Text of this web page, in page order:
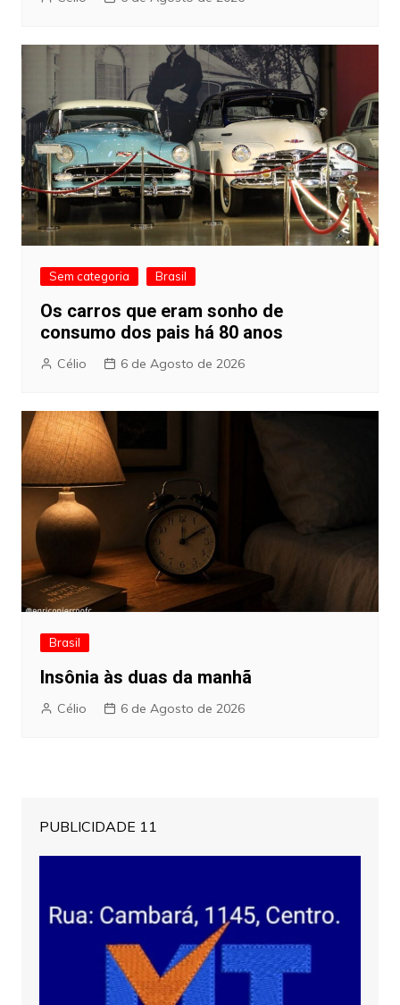
Sem categoria Brasil
Os carros que eram sonho de
consumo dos pais há 80 anos
Célio 6 de Agosto de 2026
Brasil
Insônia às duas da manhã
Célio 6 de Agosto de 2026
PUBLICIDADE 11